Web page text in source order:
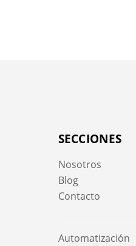
SECCIONES
Nosotros
Blog
Contacto
Automatización